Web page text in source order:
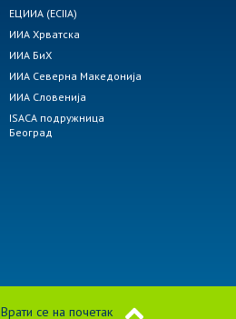
ЕЦИИА (ECIIA)
ИИА Хрватска
ИИА БиХ
ИИА Северна Македонија
ИИА Словенија
ISACA подружница
Београд
Врати се на почетак